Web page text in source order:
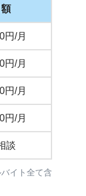
額
円/月
円/月
円/月
円/月
談
イト全て含